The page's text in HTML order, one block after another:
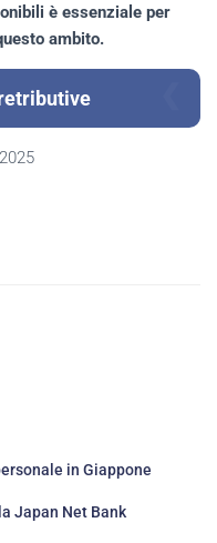
è essenziale per
ambito.
in Giappone
Japan Net Bank